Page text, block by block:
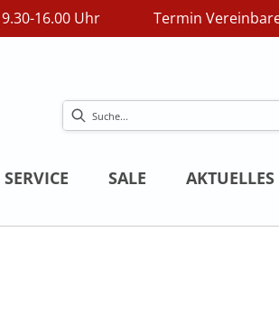
16.00 Uhr Termin
SERVICE SALE AKTUELLES